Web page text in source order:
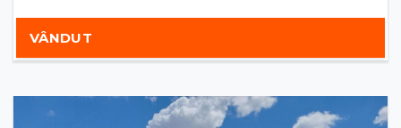
VÂNDUT